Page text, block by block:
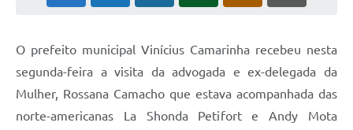
O prefeito municipal Vinícius Camarinha recebeu nesta
segunda-feira a visita da advogada e ex-delegada da
Mulher, Rossana Camacho que estava acompanhada das
norte-americanas La Shonda Petifort e Andy Mota